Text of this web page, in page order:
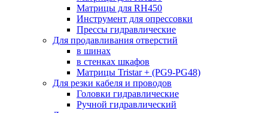
Матрицы для RH450
Инструмент для опрессовки
Прессы гидравлические
Для продавливания отверстий
в шинах
в стенках шкафов
Матрицы Tristar + (PG9-PG48)
Для резки кабеля и проводов
Головки гидравлические
Ручной гидравлический